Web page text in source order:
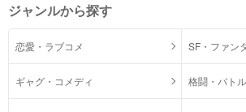
ジャンルから探す
恋愛・ラブコメ SF・ファン
ギャグ・コメディ 格闘・バト